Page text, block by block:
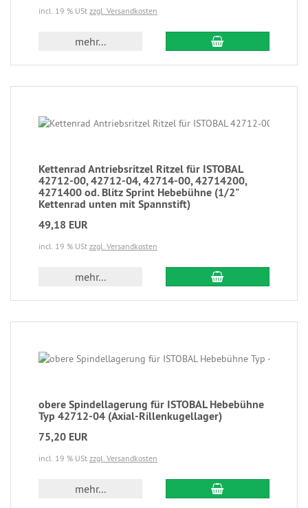
incl. 19 % USt zzgl. Versandkosten
mehr...
Kettenrad Antriebsritzel Ritzel für ISTOBAL
42712-00, 42712-04, 42714-00, 42714200,
4271400 od. Blitz Sprint Hebebühne (1/2"
Kettenrad unten mit Spannstift)
49,18 EUR
incl. 19 % USt zzgl. Versandkosten
mehr...
obere Spindellagerung für ISTOBAL Hebebühne
Typ 42712-04 (Axial-Rillenkugellager)
75,20 EUR
incl. 19 % USt zzgl. Versandkosten
mehr...